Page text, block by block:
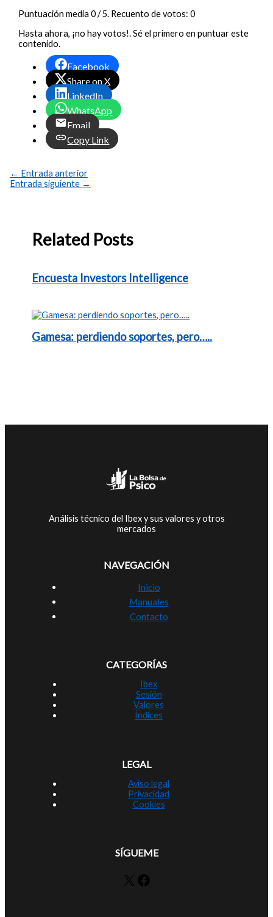
Puntuación media0/ 5. Recuento de votos:0
Hasta ahora, ¡no hay votos!. Sé el primero en puntuar este
contenido.
Facebook
Share on X
LinkedIn
WhatsApp
Email
Copy Link
← Entrada anterior
Entrada siguiente →
Related Posts
Encuesta Investors Intelligence
Gamesa: perdiendo soportes, pero…..
Análisis técnico del Ibex y sus valores y otros
mercados
NAVEGACIÓN
Inicio
Manuales
Contacto
CATEGORÍAS
Ibex
Sesión
Valores
Índices
LEGAL
Aviso legal
Privacidad
Cookies
SÍGUEME
X Facebook